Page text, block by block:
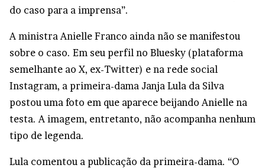
do caso para a imprensa”.
A ministra Anielle Franco ainda não se manifestou
sobre o caso. Em seu perfil no Bluesky (plataforma
semelhante ao X, ex-Twitter) e na rede social
Instagram, a primeira-dama Janja Lula da Silva
postou uma foto em que aparece beijando Anielle na
testa. A imagem, entretanto, não acompanha nenhum
tipo de legenda.
Lula comentou a publicação da primeira-dama. “O